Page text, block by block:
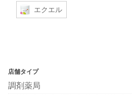
エクエル
店舗タイプ
調剤薬局